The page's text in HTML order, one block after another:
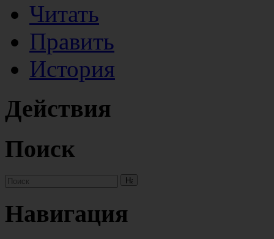
Читать
Править
История
Действия
Поиск
Навигация